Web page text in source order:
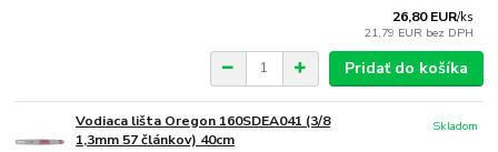
26,80 EUR/ks
21,79 EUR bez DPH
Pridať do košíka
Vodiaca lišta Oregon 160SDEA041 (3/8
1,3mm 57 článkov) 40cm
Skladom